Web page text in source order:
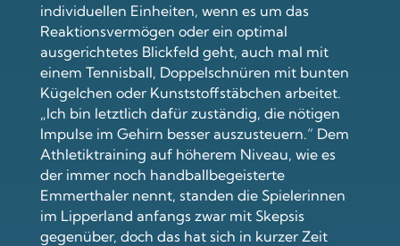
individuellen Einheiten, wenn es um das
Reaktionsvermögen oder ein optimal
ausgerichtetes Blickfeld geht, auch mal mit
einem Tennisball, Doppelschnüren mit bunten
Kügelchen oder Kunststoffstäbchen arbeitet.
„Ich bin letztlich dafür zuständig, die nötigen
Impulse im Gehirn besser auszusteuern.“ Dem
Athletiktraining auf höherem Niveau, wie es
der immer noch handballbegeisterte
Emmerthaler nennt, standen die Spielerinnen
im Lipperland anfangs zwar mit Skepsis
gegenüber, doch das hat sich in kurzer Zeit